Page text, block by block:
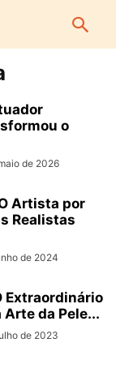
o
de 2026
Artista por
Realistas
de 2024
Extraordinário
da Pele...
de 2023